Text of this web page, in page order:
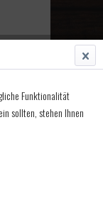
Funktionalität
sollten, stehen Ihnen